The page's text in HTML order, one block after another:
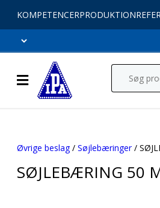
KOMPETENCERPRODUKTION
Øvrige beslag/ Søjlebæringer/
SØJLEBÆRING 50